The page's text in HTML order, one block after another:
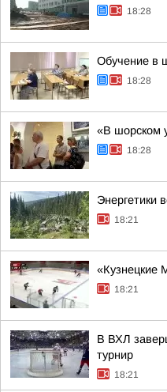
18:28
Обучение в
18:28
«В шорском
18:28
Энергетики
18:21
«Кузнецкие
18:21
В ВХЛ
турнир
18:21